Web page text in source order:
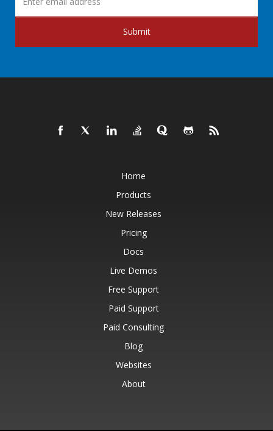
Submit
Home
Products
New Releases
Pricing
Docs
Live Demos
Free Support
Paid Support
Paid Consulting
Blog
Websites
About